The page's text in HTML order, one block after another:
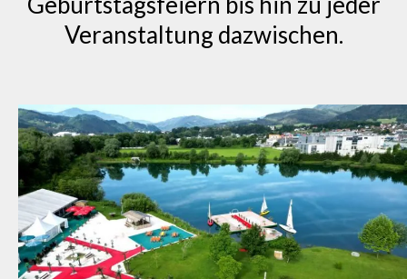
Veranstaltung dazwischen.